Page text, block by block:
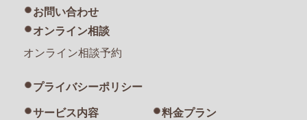
お問い合わせ
オンライン相談
オンライン相談予約
プライバシーポリシー
サービス内容 料金プラン